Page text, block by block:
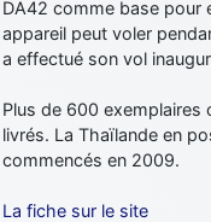
DA42 comme base pour
appareil peut voler
a effectué son vol
Plus de 600 exemplaires
livrés. La Thaïlande en
commencés en 2009.
La fiche sur le site